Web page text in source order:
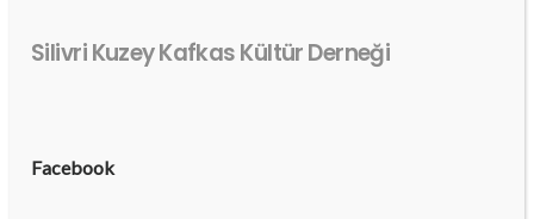
Silivri Kuzey Kafkas Kültür Derneği
Facebook